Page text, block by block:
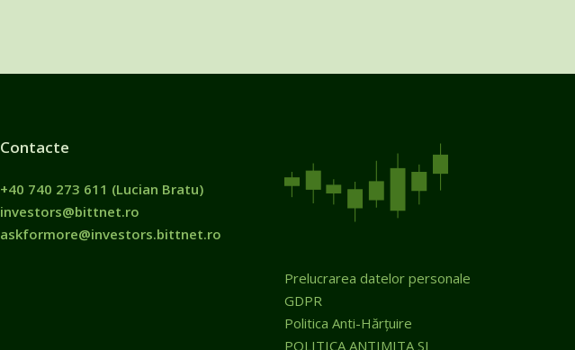
Contacte
+40 740 273 611 (Lucian Bratu)
investors@bittnet.ro
askformore@investors.bittnet.ro
Prelucrarea datelor personale
GDPR
Politica Anti-Hărțuire
POLITICA ANTIMITA SI